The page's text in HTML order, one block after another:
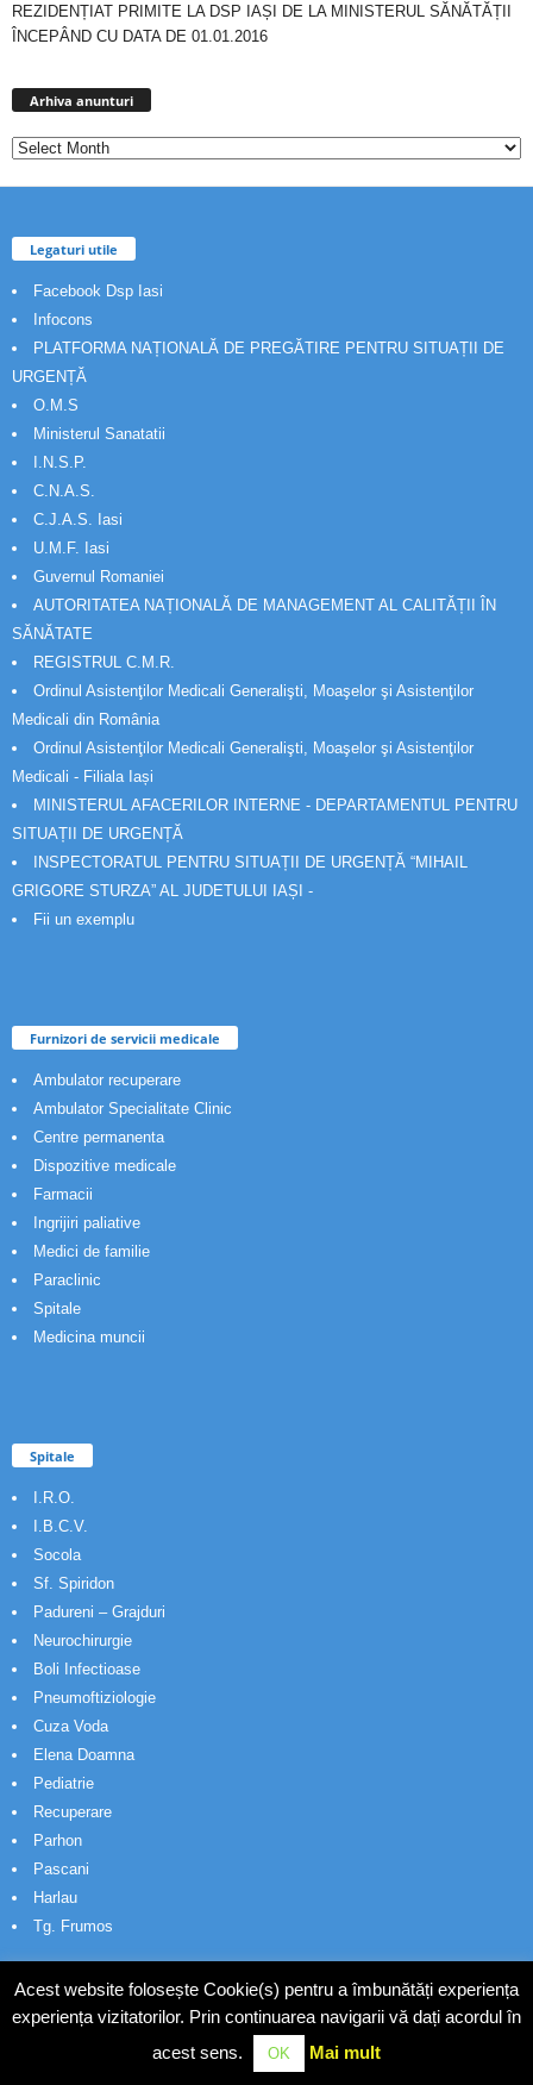
REZIDENȚIAT PRIMITE LA DSP IAȘI DE LA MINISTERUL SĂNĂTĂȚII
ÎNCEPÂND CU DATA DE 01.01.2016
Arhiva anunturi
Legaturi utile
Facebook Dsp Iasi
Infocons
PLATFORMA NAȚIONALĂ DE PREGĂTIRE PENTRU SITUAȚII DE
URGENȚĂ
O.M.S
Ministerul Sanatatii
I.N.S.P.
C.N.A.S.
C.J.A.S. Iasi
U.M.F. Iasi
Guvernul Romaniei
AUTORITATEA NAȚIONALĂ DE MANAGEMENT AL CALITĂȚII ÎN
SĂNĂTATE
REGISTRUL C.M.R.
Ordinul Asistenţilor Medicali Generalişti, Moaşelor şi Asistenţilor
Medicali din România
Ordinul Asistenţilor Medicali Generalişti, Moaşelor şi Asistenţilor
Medicali - Filiala Iași
MINISTERUL AFACERILOR INTERNE - DEPARTAMENTUL PENTRU
SITUAȚII DE URGENȚĂ
INSPECTORATUL PENTRU SITUAȚII DE URGENȚĂ “MIHAIL
GRIGORE STURZA” AL JUDETULUI IAȘI -
Fii un exemplu
Furnizori de servicii medicale
Ambulator recuperare
Ambulator Specialitate Clinic
Centre permanenta
Dispozitive medicale
Farmacii
Ingrijiri paliative
Medici de familie
Paraclinic
Spitale
Medicina muncii
Spitale
I.R.O.
I.B.C.V.
Socola
Sf. Spiridon
Padureni – Grajduri
Neurochirurgie
Boli Infectioase
Pneumoftiziologie
Cuza Voda
Elena Doamna
Pediatrie
Recuperare
Parhon
Pascani
Harlau
Tg. Frumos
© Wakatech
Acest website folosește Cookie(s) pentru a îmbunătăți experiența
experiența vizitatorilor. Prin continuarea navigarii vă dați acordul în
acest sens.
OK Mai mult